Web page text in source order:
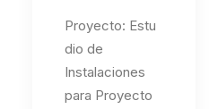
Proyecto: Estu
dio de
Instalaciones
para Proyecto